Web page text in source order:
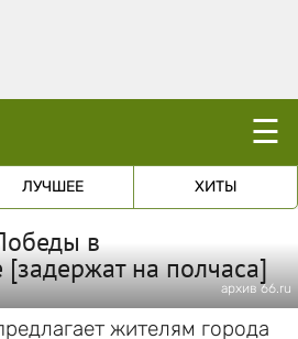
☰
ЛУЧШЕЕ ХИТЫ
в
[задержат на полчаса]
архив 66.ru
жителям города